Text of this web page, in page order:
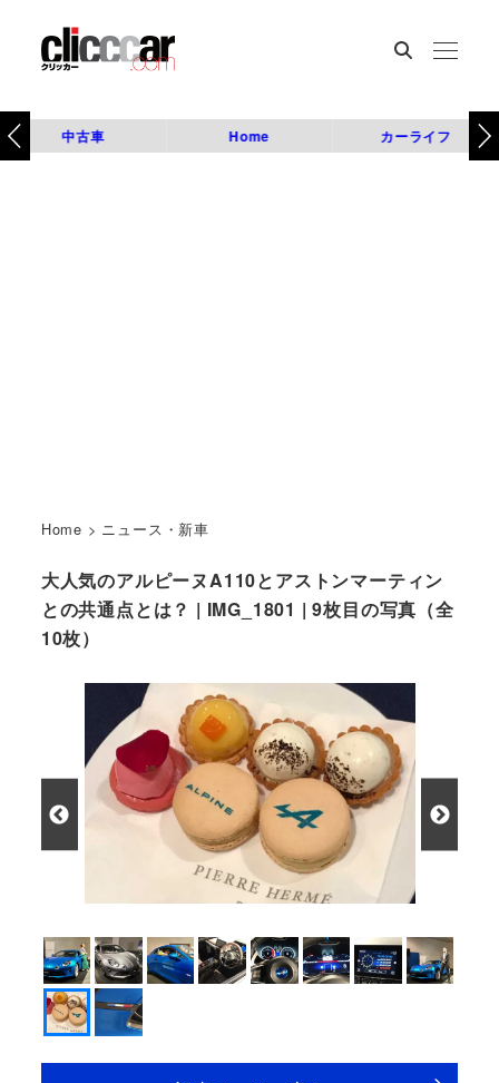
中古車 Home カーライフ
Home > ニュース・新車
大人気のアルピーヌA110とアストンマーティン
との共通点とは？ | IMG_1801 | 9枚目の写真（全
10枚）